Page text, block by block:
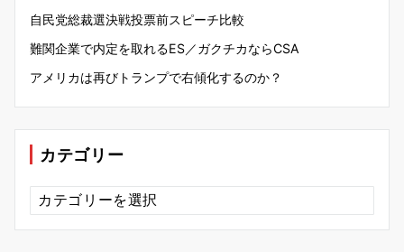
自民党総裁選決戦投票前スピーチ比較
難関企業で内定を取れるES／ガクチカならCSA
アメリカは再びトランプで右傾化するのか？
カテゴリー
カ
テ
ゴ